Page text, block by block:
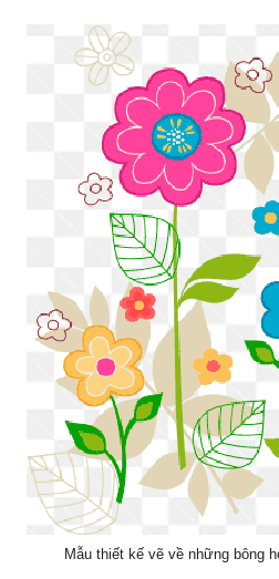
Mẫu thiết kế vẽ về những bông